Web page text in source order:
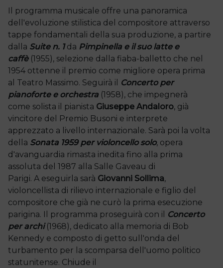
Il programma musicale offre una panoramica
dell'evoluzione stilistica del compositore attraverso
tappe fondamentali della sua produzione, a partire
dalla Suite n. 1da Pimpinella e il suo latte e
caffè(1955), selezione dalla fiaba-balletto che nel
1954 ottenne il premio come migliore opera prima
al Teatro Massimo. Seguirà il
Concerto per
pianoforte e orchestra (1958), che impegnerà
come solista il pianista Giuseppe Andaloro, già
vincitore del Premio Busoni e interprete
apprezzato a livello internazionale. Sarà poi la volta
della Sonata 1959 per violoncello solo, opera
d'avanguardia rimasta inedita fino alla prima
assoluta del 1987 alla Salle Gaveau di
Parigi. A eseguirla sarà Giovanni Sollima,
violoncellista di rilievo internazionale e figlio del
compositore che già ne curò la prima esecuzione
parigina. Il programma proseguirà con il
Concerto
per archi (1968), dedicato alla memoria di Bob
Kennedy e composto di getto sull'onda del
turbamento per la scomparsa dell'uomo politico
statunitense. Chiude il